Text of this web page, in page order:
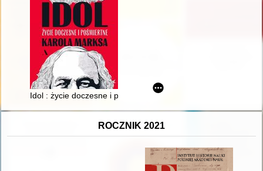
Idol : życie doczesne i pośmiertne Karola Marksa
ROCZNIK 2021